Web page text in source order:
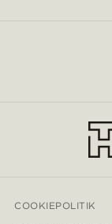
COOKIEPOLITIK